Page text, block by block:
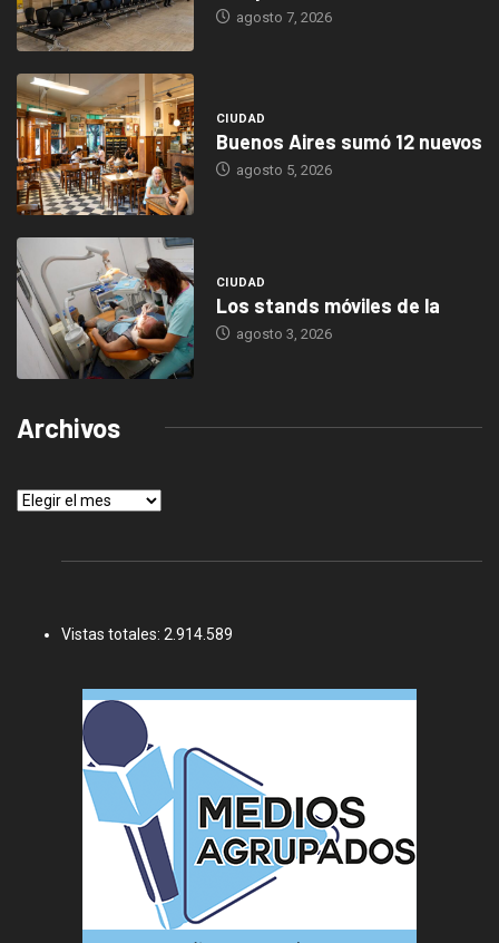
agosto 7, 2026
CIUDAD
Buenos Aires sumó 12 nuevos
agosto 5, 2026
CIUDAD
Los stands móviles de la
agosto 3, 2026
Archivos
Archivos
Vistas totales: 2.914.589